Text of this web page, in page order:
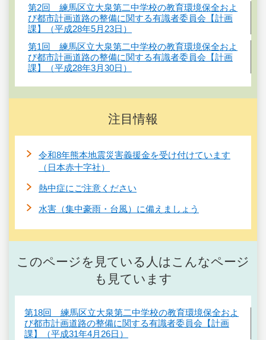
第2回 練馬区立大泉第二中学校の教育環境保全およ
び都市計画道路の整備に関する有識者委員会【計画
課】（平成28年5月23日）
第1回 練馬区立大泉第二中学校の教育環境保全およ
び都市計画道路の整備に関する有識者委員会【計画
課】（平成28年3月30日）
注目情報
令和8年熊本地震災害義援金を受け付けています
（日本赤十字社）
熱中症にご注意ください
水害（集中豪雨・台風）に備えましょう
このページを見ている人はこんなページ
も見ています
第18回 練馬区立大泉第二中学校の教育環境保全およ
び都市計画道路の整備に関する有識者委員会【計画
課】（平成31年4月26日）